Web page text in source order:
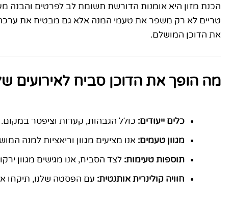
הכנת מזון היא אומנות הדורשת תשומת לב לפרטים והבנה
את הדוכן המושלם.
מה הופך את הדוכן סביח לאירועים
כלים ייעודים: כולל הגבהות, קערות וציפסר במקום.
מגוון טעמים: אנו מציעים מגוון וריאציות למנה
תוספות טעימות: לצד הסביח, אנו מגישים מגוון
חוויה קולינרית אותנטית: עם הפסטה שלנו, תיקחו